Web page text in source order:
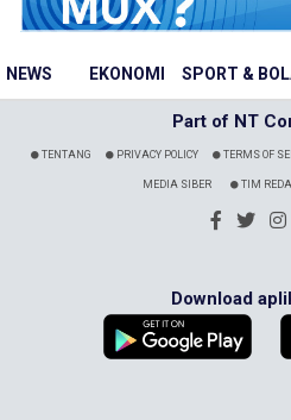
NEWS EKONOMI SPORT &
Part of NT
TENTANG PRIVACY POLICY TERMS OF
MEDIA SIBER TIM
Download